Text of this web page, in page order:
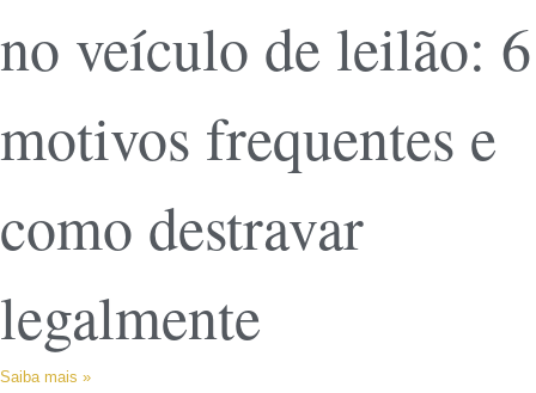
no veículo de leilão: 6
motivos frequentes e
como destravar
legalmente
Saiba mais »